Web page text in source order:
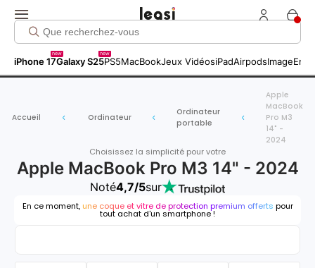
iPhone 17
new
Galaxy S25
new
PS5MacBookJeux VidéosiPadAirpodsImage
Accueil Ordinateur
Ordinateur
portable
Apple
MacBook
Pro M3
14" -
2024
Choisissez la simplicité pour votre
Apple MacBook Pro M3 14" - 2024
Noté4,7/5sur
En ce moment, une coque et vitre de protection premium offerts pour
tout achat d'un smartphone !